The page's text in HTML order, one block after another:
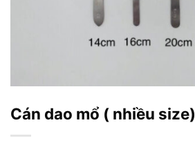
Cán dao mổ ( nhiều size)